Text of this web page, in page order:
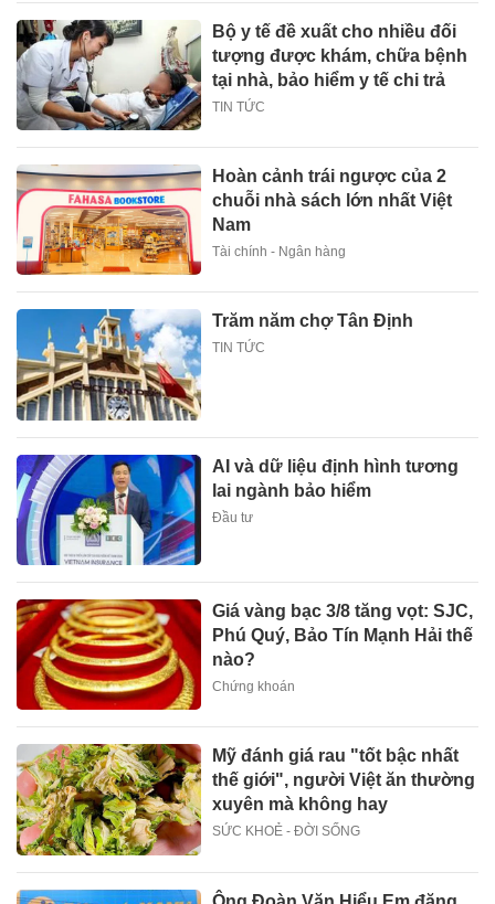
Bộ y tế đề xuất cho nhiều đối
tượng được khám, chữa bệnh
tại nhà, bảo hiểm y tế chi trả
TIN TỨC
Hoàn cảnh trái ngược của 2
chuỗi nhà sách lớn nhất Việt
Nam
Tài chính - Ngân hàng
Trăm năm chợ Tân Định
TIN TỨC
AI và dữ liệu định hình tương
lai ngành bảo hiểm
Đầu tư
Giá vàng bạc 3/8 tăng vọt: SJC,
Phú Quý, Bảo Tín Mạnh Hải thế
nào?
Chứng khoán
Mỹ đánh giá rau "tốt bậc nhất
thế giới", người Việt ăn thường
xuyên mà không hay
SỨC KHOẺ - ĐỜI SỐNG